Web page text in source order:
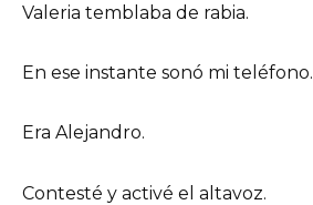
Valeria temblaba de rabia.
En ese instante sonó mi teléfono.
Era Alejandro.
Contesté y activé el altavoz.